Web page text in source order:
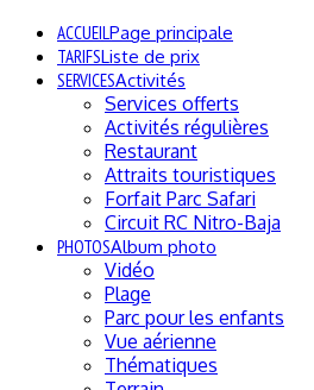
ACCUEILPage principale
TARIFSListe de prix
SERVICESActivités
Services offerts
Activités régulières
Restaurant
Attraits touristiques
Forfait Parc Safari
Circuit RC Nitro-Baja
PHOTOSAlbum photo
Vidéo
Plage
Parc pour les enfants
Vue aérienne
Thématiques